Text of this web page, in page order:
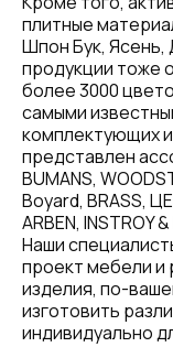
плитные
Шпон Бук, Ясень,
продукции тоже
более 3000
самыми
комплектующих
представлен
BUMANS,
Boyard,
ARBEN,
Наши
проект мебели и
изделия, по-
изготовить
индивидуально